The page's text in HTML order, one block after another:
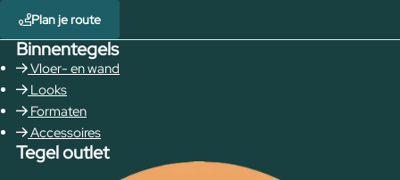
Plan je route
Binnentegels
Vloer- en wand
Looks
Formaten
Accessoires
Tegel outlet